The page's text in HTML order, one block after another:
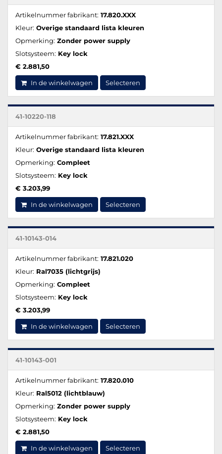
Artikelnummer fabrikant: 17.820.XXX
Kleur: Overige standaard lista kleuren
Opmerking: Zonder power supply
Slotsysteem: Key lock
€ 2.881,50
In de winkelwagen Selecteren
41-10220-118
Artikelnummer fabrikant: 17.821.XXX
Kleur: Overige standaard lista kleuren
Opmerking: Compleet
Slotsysteem: Key lock
€ 3.203,99
In de winkelwagen Selecteren
41-10143-014
Artikelnummer fabrikant: 17.821.020
Kleur: Ral7035 (lichtgrijs)
Opmerking: Compleet
Slotsysteem: Key lock
€ 3.203,99
In de winkelwagen Selecteren
41-10143-001
Artikelnummer fabrikant: 17.820.010
Kleur: Ral5012 (lichtblauw)
Opmerking: Zonder power supply
Slotsysteem: Key lock
€ 2.881,50
In de winkelwagen Selecteren